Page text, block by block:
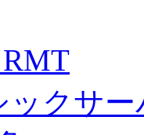
ックサ